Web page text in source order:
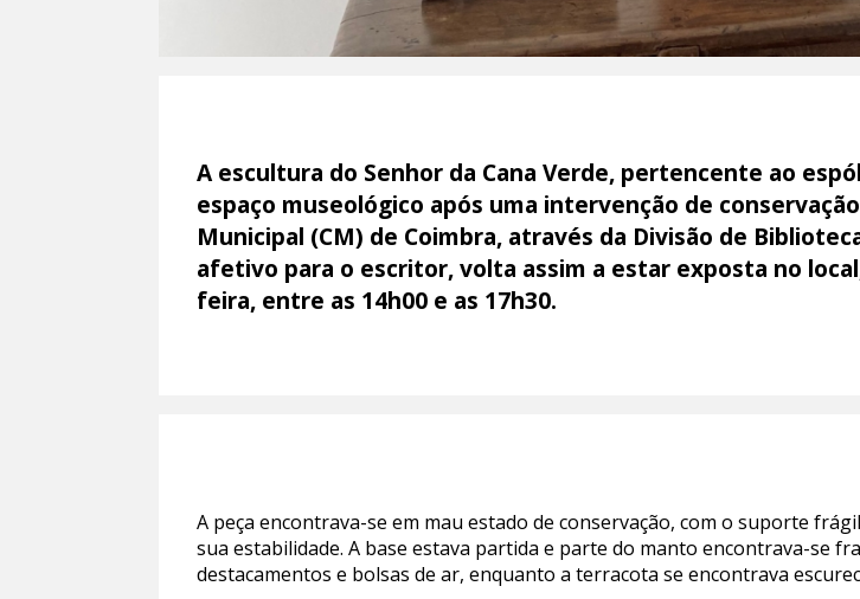
A escultura do Senhor da Cana Verde, pertencente ao
espaço museológico após uma intervenção de
Municipal (CM) de Coimbra, através da Divisão de
afetivo para o escritor, volta assim a estar exposta no
feira, entre as 14h00 e as 17h30.
A peça encontrava-se em mau estado de conservação, com o suporte
sua estabilidade. A base estava partida e parte do manto encontrava-se
destacamentos e bolsas de ar, enquanto a terracota se encontrava